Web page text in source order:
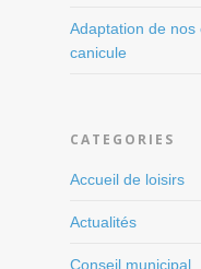
Adaptation de nos
canicule
CATEGORIES
Accueil de loisirs
Actualités
Conseil municipal